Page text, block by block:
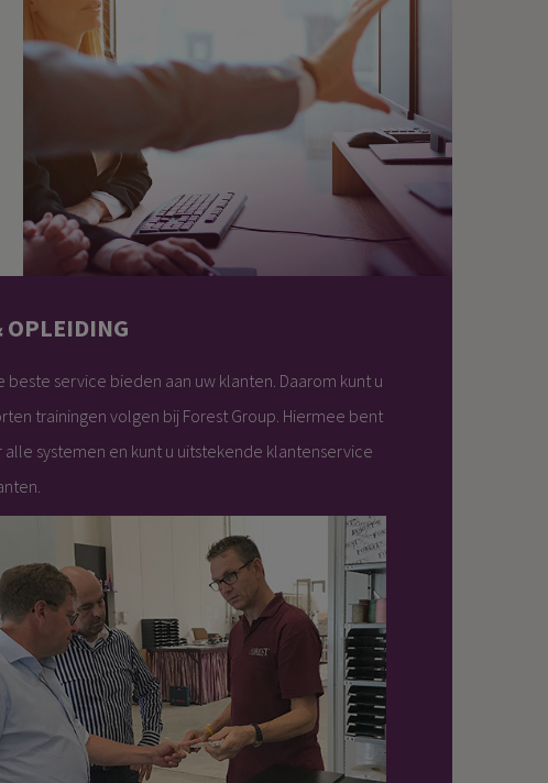
beste service bieden aan uw klanten. Daarom kunt u
trainingen volgen bij Forest Group. Hiermee bent
systemen en kunt u uitstekende klantenservice